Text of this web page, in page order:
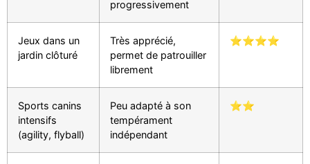
progressivement
Jeux dans un
jardin clôturé
Très apprécié,
permet de patrouiller
librement
⭐⭐⭐⭐
Sports canins
intensifs
(agility, flyball)
Peu adapté à son
tempérament
indépendant
⭐⭐